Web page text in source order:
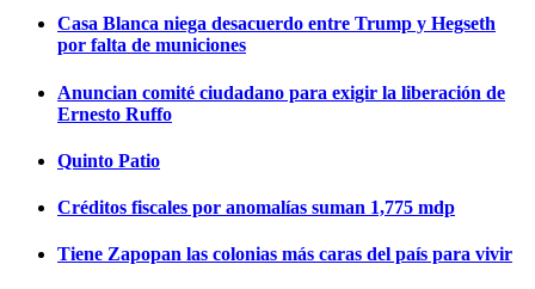
Casa Blanca niega desacuerdo entre Trump y Hegseth
por falta de municiones
Anuncian comité ciudadano para exigir la liberación de
Ernesto Ruffo
Quinto Patio
Créditos fiscales por anomalías suman 1,775 mdp
Tiene Zapopan las colonias más caras del país para vivir